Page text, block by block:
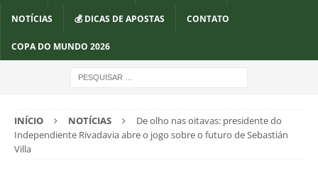
NOTÍCIAS 💰 DICAS DE APOSTAS CONTATO
COPA DO MUNDO 2026
INÍCIO NOTÍCIAS
De olho nas oitavas: presidente do
Independiente Rivadavia abre o jogo sobre o futuro de Sebastián
Villa